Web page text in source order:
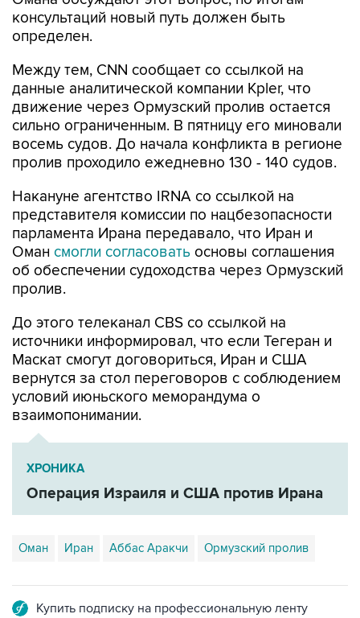
консультаций новый путь должен быть
определен.
Между тем, CNN сообщает со ссылкой на
данные аналитической компании Kpler, что
движение через Ормузский пролив остается
сильно ограниченным. В пятницу его миновали
восемь судов. До начала конфликта в регионе
пролив проходило ежедневно 130 - 140 судов.
Накануне агентство IRNA со ссылкой на
представителя комиссии по нацбезопасности
парламента Ирана передавало, что Иран и
Оман смогли согласовать основы соглашения
об обеспечении судоходства через Ормузский
пролив.
До этого телеканал CBS со ссылкой на
источники информировал, что если Тегеран и
Маскат смогут договориться, Иран и США
вернутся за стол переговоров с соблюдением
условий июньского меморандума о
взаимопонимании.
ХРОНИКА
Операция Израиля и США против Ирана
Оман Иран Аббас Аракчи Ормузский пролив
Купить подписку на профессиональную ленту